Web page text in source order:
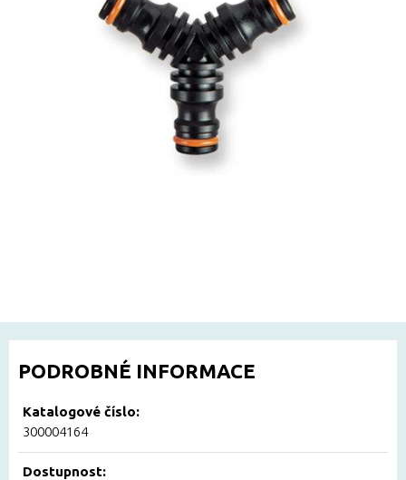
PODROBNÉ INFORMACE
Katalogové číslo:
300004164
Dostupnost: